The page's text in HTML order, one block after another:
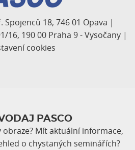
Spojenců 18, 746 01 Opava |
16, 190 00 Praha 9 - Vysočany |
cookies
PASCO
obraze? Mít aktuální informace,
o chystaných seminářích?